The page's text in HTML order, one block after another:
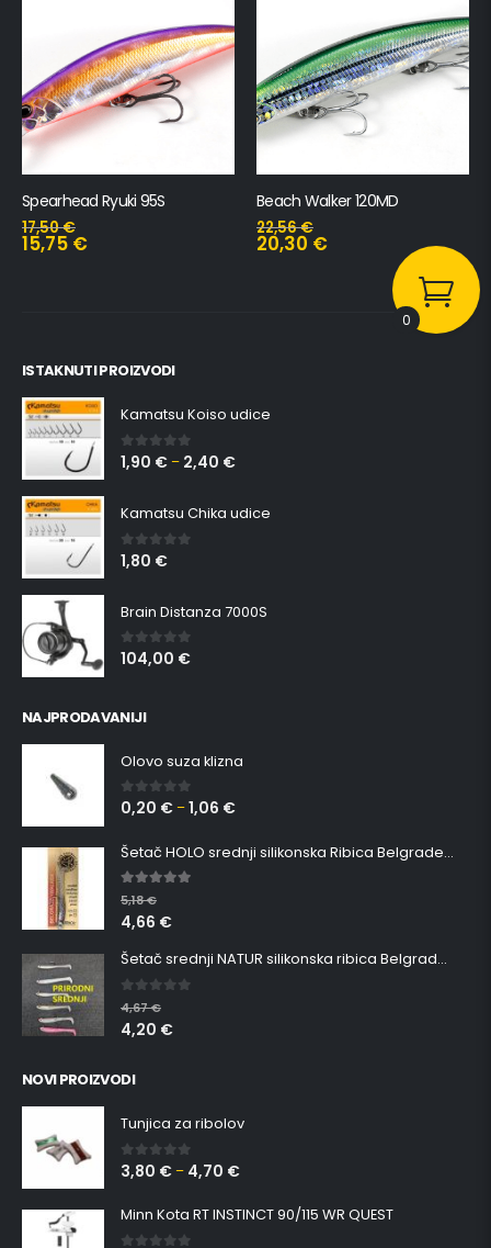
Spearhead Ryuki 95S
17,50€
15,75 €
Beach Walker 120MD
22,56€
20,30 €
ISTAKNUTI PROIZVODI
Kamatsu Koiso udice
0 out of 5
1,90 € – 2,40 €
Kamatsu Chika udice
0 out of 5
1,80 €
Brain Distanza 7000S
0out of 5
104,00 €
NAJPRODAVANIJI
Olovo suza klizna
0 out of 5
0,20 € –1,06 €
Šetač HOLO srednji silikonska Ribica Belgrade Walker
5.00out of 5
5,18€
4,66 €
Šetač srednji NATUR silikonska ribica Belgrade Walker
0 out of 5
4,67€
4,20 €
NOVI PROIZVODI
Tunjica za ribolov
0 out of 5
3,80 € – 4,70 €
Minn Kota RT INSTINCT 90/115 WR QUEST
0